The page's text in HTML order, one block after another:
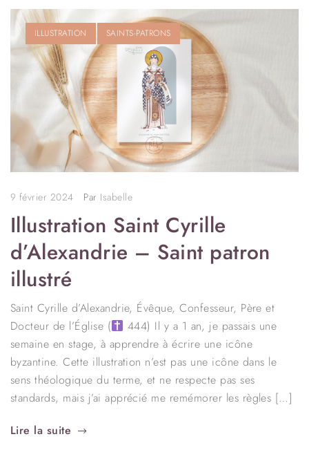
ILLUSTRATION SAINTS-PATRONS
9 février 2024 Par Isabelle
Illustration Saint Cyrille
d’Alexandrie – Saint patron
illustré
Saint Cyrille d’Alexandrie, Évêque, Confesseur, Père et
Docteur de l’Église (
444) Il y a 1 an, je passais une
semaine en stage, à apprendre à écrire une icône
byzantine. Cette illustration n’est pas une icône dans le
sens théologique du terme, et ne respecte pas ses
standards, mais j’ai apprécié me remémorer les règles […]
Lire la suite